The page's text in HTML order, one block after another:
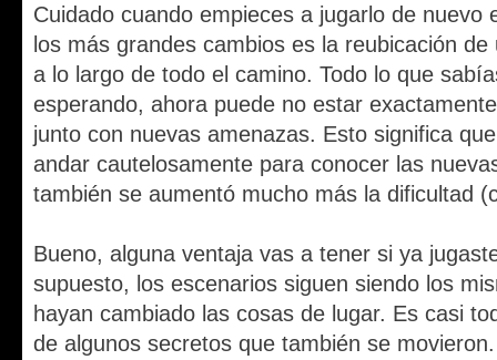
Cuidado cuando empieces a jugarlo de nuevo
los más grandes cambios es la reubicación
a lo largo de todo el camino. Todo lo que
esperando, ahora puede no estar
junto con nuevas amenazas. Esto significa
andar cautelosamente para conocer las
también se aumentó mucho más la dificultad
Bueno, alguna ventaja vas a tener si ya
supuesto, los escenarios siguen siendo los
hayan cambiado las cosas de lugar. Es casi
de algunos secretos que también se movieron.